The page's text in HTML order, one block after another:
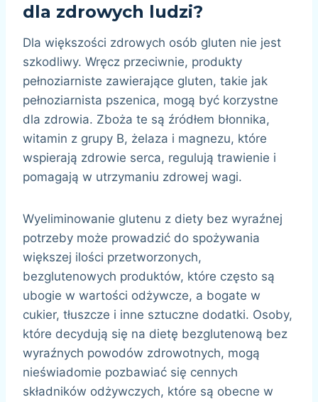
dla zdrowych ludzi?
Dla większości zdrowych osób gluten nie jest
szkodliwy. Wręcz przeciwnie, produkty
pełnoziarniste zawierające gluten, takie jak
pełnoziarnista pszenica, mogą być korzystne
dla zdrowia. Zboża te są źródłem błonnika,
witamin z grupy B, żelaza i magnezu, które
wspierają zdrowie serca, regulują trawienie i
pomagają w utrzymaniu zdrowej wagi.
Wyeliminowanie glutenu z diety bez wyraźnej
potrzeby może prowadzić do spożywania
większej ilości przetworzonych,
bezglutenowych produktów, które często są
ubogie w wartości odżywcze, a bogate w
cukier, tłuszcze i inne sztuczne dodatki. Osoby,
które decydują się na dietę bezglutenową bez
wyraźnych powodów zdrowotnych, mogą
nieświadomie pozbawiać się cennych
składników odżywczych, które są obecne w